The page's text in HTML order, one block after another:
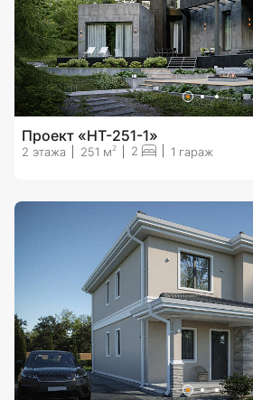
Проект «HT-251-1»
2 этажа 251 м2 2 1 гараж